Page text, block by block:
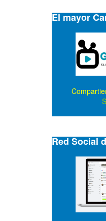
El mayor
Red Social